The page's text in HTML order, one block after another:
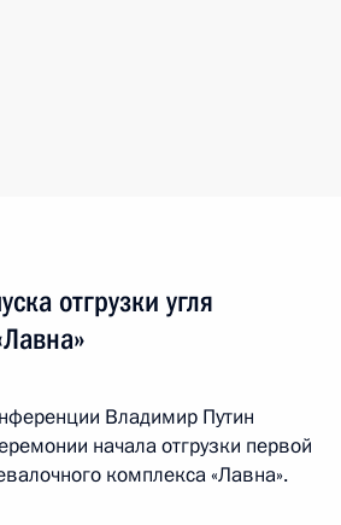
отгрузки угля
Владимир Путин
начала отгрузки первой
комплекса «Лавна».